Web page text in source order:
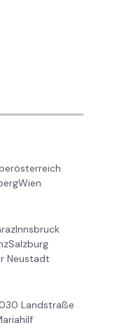
Wien
Innsbruck
Salzburg
Neustadt
Landstraße